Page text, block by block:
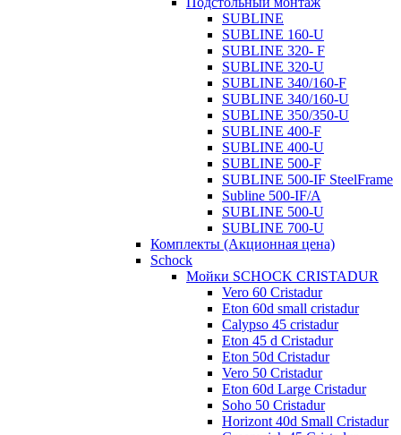
SUBLINE
SUBLINE 160-U
SUBLINE 320- F
SUBLINE 320-U
SUBLINE 340/160-F
SUBLINE 340/160-U
SUBLINE 350/350-U
SUBLINE 400-F
SUBLINE 400-U
SUBLINE 500-F
SUBLINE 500-IF SteelFrame
Subline 500-IF/A
SUBLINE 500-U
SUBLINE 700-U
Комплекты (Акционная цена)
Schock
Мойки SCHOCK CRISTADUR
Vero 60 Cristadur
Eton 60d small cristadur
Calypso 45 cristadur
Eton 45 d Cristadur
Eton 50d Cristadur
Vero 50 Cristadur
Eton 60d Large Cristadur
Soho 50 Cristadur
Horizont 40d Small Cristadur